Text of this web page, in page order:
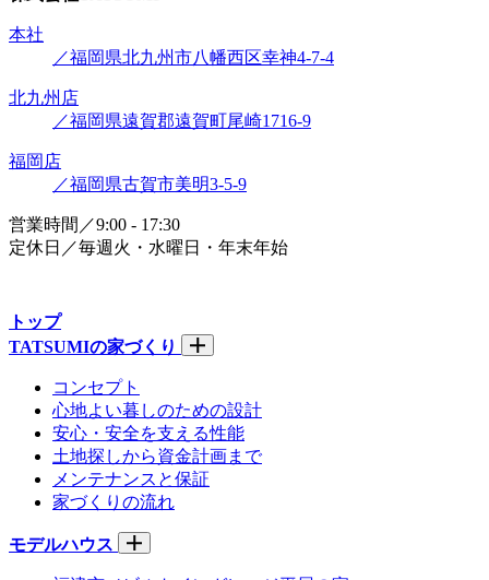
本社
／福岡県北九州市八幡西区幸神4-7-4
北九州店
／福岡県遠賀郡遠賀町尾崎1716-9
福岡店
／福岡県古賀市美明3-5-9
営業時間／9:00 - 17:30
定休日／毎週火・水曜日・年末年始
トップ
TATSUMIの家づくり
コンセプト
心地よい暮しのための設計
安心・安全を支える性能
土地探しから資金計画まで
メンテナンスと保証
家づくりの流れ
モデルハウス